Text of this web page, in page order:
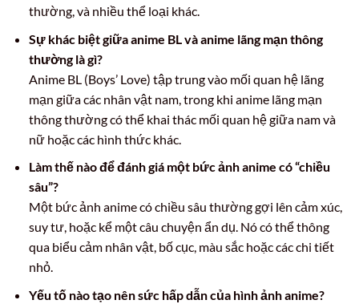
thường, và nhiều thể loại khác.
Sự khác biệt giữa anime BL và anime lãng mạn thông
thường là gì?
Anime BL (Boys’ Love) tập trung vào mối quan hệ lãng
mạn giữa các nhân vật nam, trong khi anime lãng mạn
thông thường có thể khai thác mối quan hệ giữa nam và
nữ hoặc các hình thức khác.
Làm thế nào để đánh giá một bức ảnh anime có “chiều
sâu”?
Một bức ảnh anime có chiều sâu thường gợi lên cảm xúc,
suy tư, hoặc kể một câu chuyện ẩn dụ. Nó có thể thông
qua biểu cảm nhân vật, bố cục, màu sắc hoặc các chi tiết
nhỏ.
Yếu tố nào tạo nên sức hấp dẫn của hình ảnh anime?